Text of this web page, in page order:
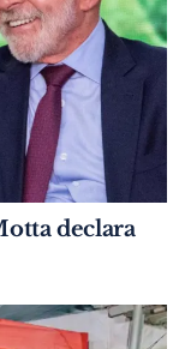
declara